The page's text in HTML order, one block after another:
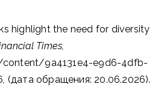
highlight the need for diversity
Times,
9a4131e4-e9d6-4dfb-
, (дата обращения: 20.06.2026).